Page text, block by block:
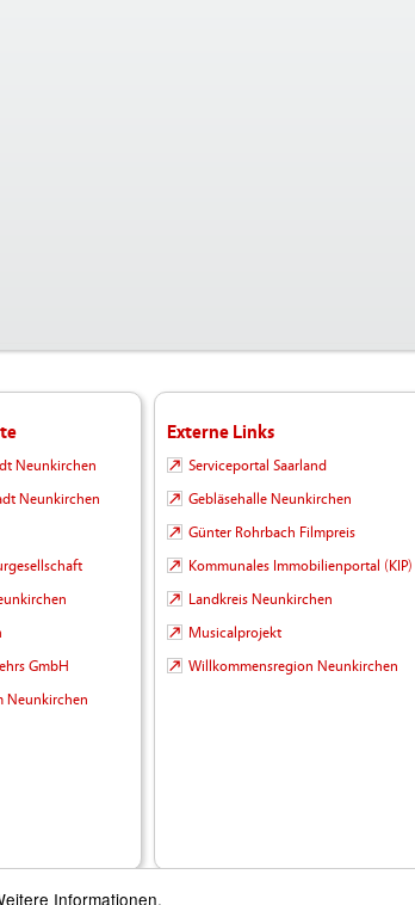
Informationen.
Neunkirchen
Neunkirchen
GmbH
Neunkirchen
Externe Links
Serviceportal Saarland
Gebläsehalle Neunkirchen
Günter Rohrbach Filmpreis
Kommunales Immobilienportal (KIP)
Landkreis Neunkirchen
Musicalprojekt
Willkommensregion Neunkirchen
Impressum|Datenschutz